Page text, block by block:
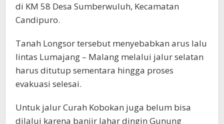
di KM 58 Desa Sumberwuluh, Kecamatan
Candipuro.
Tanah Longsor tersebut menyebabkan arus lalu
lintas Lumajang – Malang melalui jalur selatan
harus ditutup sementara hingga proses
evakuasi selesai.
Untuk jalur Curah Kobokan juga belum bisa
dilalui karena banjir lahar dingin Gunung